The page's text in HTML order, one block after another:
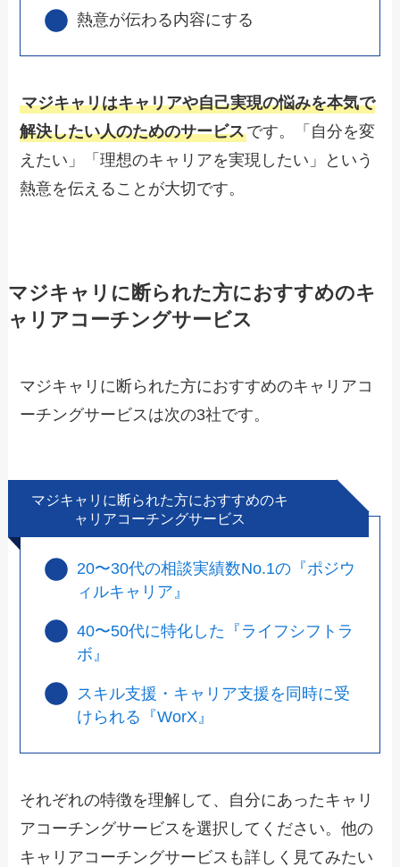
熱意が伝わる内容にする
マジキャリはキャリアや自己実現の悩みを本気で
解決したい人のためのサービスです。「自分を変
えたい」「理想のキャリアを実現したい」という
熱意を伝えることが大切です。
マジキャリに断られた方におすすめのキ
ャリアコーチングサービス
マジキャリに断られた方におすすめのキャリアコ
ーチングサービスは次の3社です。
マジキャリに断られた方におすすめのキ
ャリアコーチングサービス
20〜30代の相談実績数No.1の『ポジウ
ィルキャリア』
40〜50代に特化した『ライフシフトラ
ボ』
スキル支援・キャリア支援を同時に受
けられる『WorX』
それぞれの特徴を理解して、自分にあったキャリ
アコーチングサービスを選択してください。他の
キャリアコーチングサービスも詳しく見てみたい